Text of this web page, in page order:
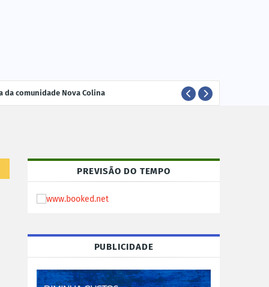
da comunidade Nova Colina
PREVISÃO DO TEMPO
PUBLICIDADE